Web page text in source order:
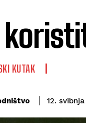
KUTAK
12.